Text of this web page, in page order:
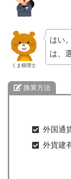
くま税理士
はい
は、
換算方法
外国通
外貨建